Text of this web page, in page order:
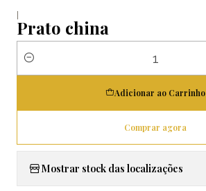
|
Prato china
Quantidade
Adicionar ao Carrinho
Comprar agora
Mostrar stock das localizações